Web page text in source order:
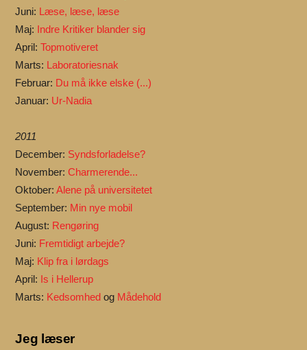
Juni: Læse, læse, læse
Maj: Indre Kritiker blander sig
April:Topmotiveret
Marts: Laboratoriesnak
Februar: Du må ikke elske (...)
Januar: Ur-Nadia
2011
December: Syndsforladelse?
November:Charmerende...
Oktober:Alene på universitetet
September: Min nye mobil
August: Rengøring
Juni: Fremtidigt arbejde?
Maj: Klip fra i lørdags
April: Is i Hellerup
Marts: Kedsomhed og Mådehold
Jeg læser